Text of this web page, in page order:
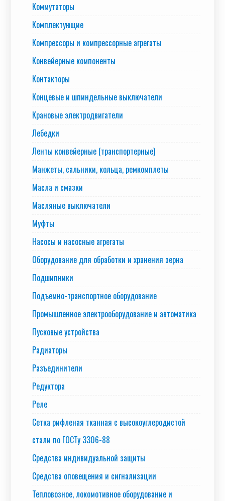
Коммутаторы
Комплектующие
Компрессоры и компрессорные агрегаты
Конвейерные компоненты
Контакторы
Концевые и шпиндельные выключатели
Крановые электродвигатели
Лебедки
Ленты конвейерные (транспортерные)
Манжеты, сальники, кольца, ремкомплеты
Масла и смазки
Масляные выключатели
Муфты
Насосы и насосные агрегаты
Оборудование для обработки и хранения зерна
Подшипники
Подъемно-транспортное оборудование
Промышленное электрооборудование и автоматика
Пусковые устройства
Радиаторы
Разъединители
Редуктора
Реле
Сетка рифленая тканная с высокоуглеродистой
стали по ГОСТу 3306-88
Средства индивидуальной защиты
Средства оповещения и сигнализации
Тепловозное, локомотивное оборудование и